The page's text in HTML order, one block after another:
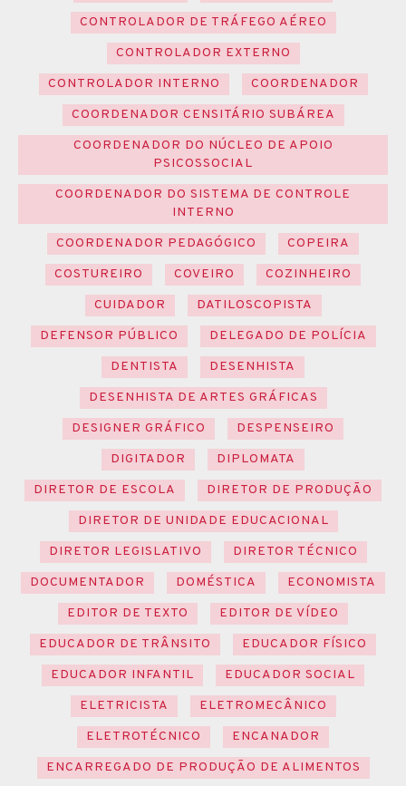
CONTROLADOR DE TRÁFEGO AÉREO
CONTROLADOR EXTERNO
CONTROLADOR INTERNO
COORDENADOR
COORDENADOR CENSITÁRIO SUBÁREA
COORDENADOR DO NÚCLEO DE APOIO
PSICOSSOCIAL
COORDENADOR DO SISTEMA DE CONTROLE
INTERNO
COORDENADOR PEDAGÓGICO
COPEIRA
COSTUREIRO
COVEIRO
COZINHEIRO
CUIDADOR
DATILOSCOPISTA
DEFENSOR PÚBLICO
DELEGADO DE POLÍCIA
DENTISTA
DESENHISTA
DESENHISTA DE ARTES GRÁFICAS
DESIGNER GRÁFICO
DESPENSEIRO
DIGITADOR
DIPLOMATA
DIRETOR DE ESCOLA
DIRETOR DE PRODUÇÃO
DIRETOR DE UNIDADE EDUCACIONAL
DIRETOR LEGISLATIVO
DIRETOR TÉCNICO
DOCUMENTADOR
DOMÉSTICA
ECONOMISTA
EDITOR DE TEXTO
EDITOR DE VÍDEO
EDUCADOR DE TRÂNSITO
EDUCADOR FÍSICO
EDUCADOR INFANTIL
EDUCADOR SOCIAL
ELETRICISTA
ELETROMECÂNICO
ELETROTÉCNICO
ENCANADOR
ENCARREGADO DE PRODUÇÃO DE ALIMENTOS